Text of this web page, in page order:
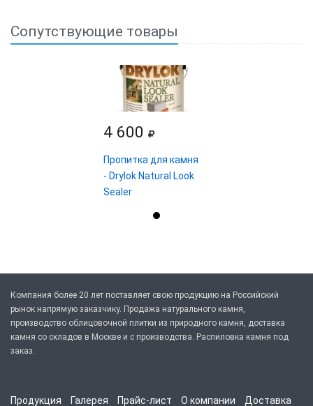
Сопутствующие товары
4 600
Пропитка для камня
- Drylok Natural Look
Sealer
Компания более 20 лет поставляет свою продукцию на Российский
рынок напрямую заказчику. Продажа натурального камня,
производство облицовочной плитки из природного камня, доставка
камня со складов в Москве и с производства. Распиловка камня под
заказ.
Продукция Галерея Прайс-лист О компании Доставка